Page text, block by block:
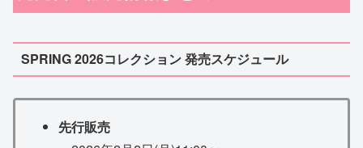
SPRING 2026コレクション 発売スケジュール
先行販売